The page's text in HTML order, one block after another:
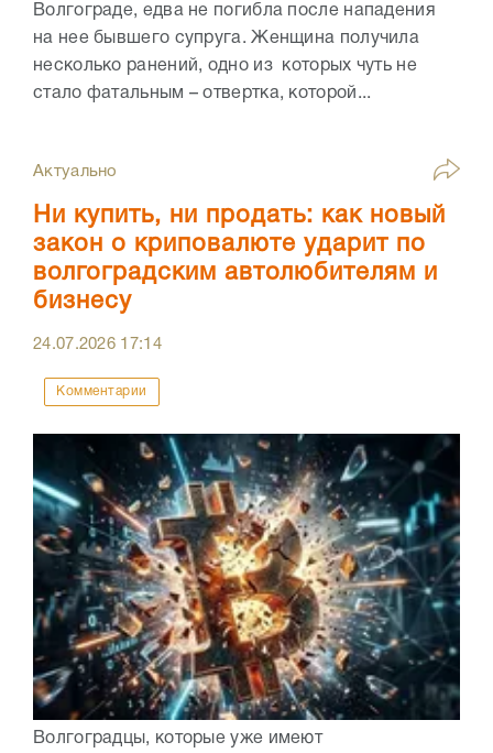
Волгограде, едва не погибла после нападения
на нее бывшего супруга. Женщина получила
несколько ранений, одно из которых чуть не
стало фатальным – отвертка, которой...
Актуально
Ни купить, ни продать: как новый
закон о криповалюте ударит по
волгоградским автолюбителям и
бизнесу
24.07.2026 17:14
Комментарии
Волгоградцы, которые уже имеют